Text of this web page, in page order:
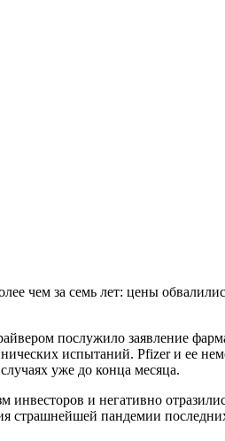
чем за семь лет: цены
послужило заявление
испытаний. Pfizer и ее
уже до конца месяца.
и негативно
пандемии